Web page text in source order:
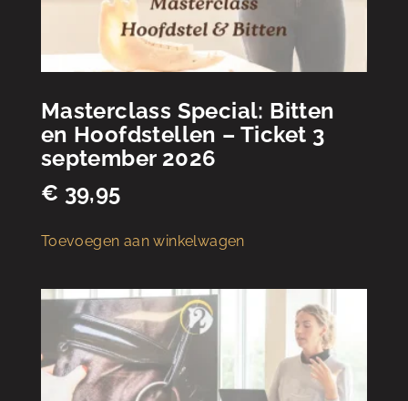
Masterclass Special: Bitten
en Hoofdstellen – Ticket 3
september 2026
€ 39,95
Toevoegen aan winkelwagen